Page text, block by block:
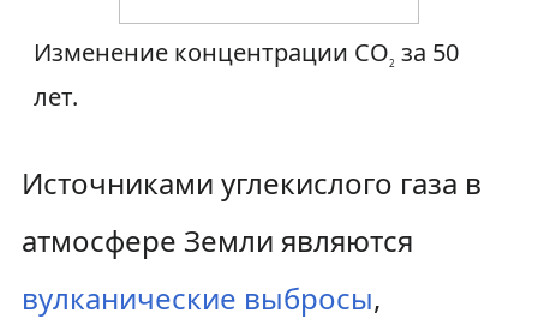
Изменение концентрации CO2 за 50
лет.
Источниками углекислого газа в
атмосфере Земли являются
вулканические выбросы,